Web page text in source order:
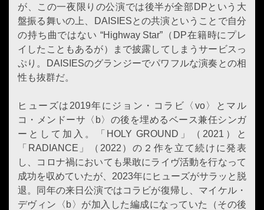
が、この一夜限りの公演では後半が全部DPという大
盤振る舞いの上、DAISIESとの共演ということで自分
の持ち曲ではない “Highway Star”（DP在籍時にプレ
イしたこともあるが）まで披露してしまうサービスっ
ぷり。DAISIESのグランジーでパワフルな演奏との相
性も抜群だ。
ヒューズは2019年にジョン・コラビ〈vo〉とマル
コ・メンドーサ〈b〉の後を埋めるベース兼任シンガ
ーとして加入。「HOLY GROUND」（2021）と
「RADIANCE」（2022）の２作を立て続けに発表
し、コロナ禍においても果敢にライヴ活動を行なって
成功を収めていたが、2023年にヒューズがサラッと脱
退。同年の来日公演ではコラビが復帰し、マイケル・
デヴィン〈b〉が加入した編成になっていた（その後